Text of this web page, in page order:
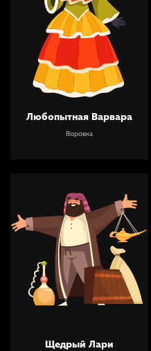
Любопытная Варвара
Воровка
Щедрый Лари